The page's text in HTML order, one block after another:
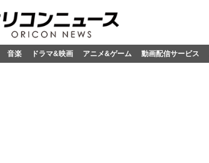
音楽 ドラマ&映画 アニメ&ゲーム 動画配信サービス